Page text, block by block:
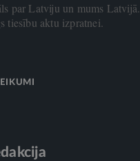
par Latviju un mums Latvijā.
tiesību aktu izpratnei.